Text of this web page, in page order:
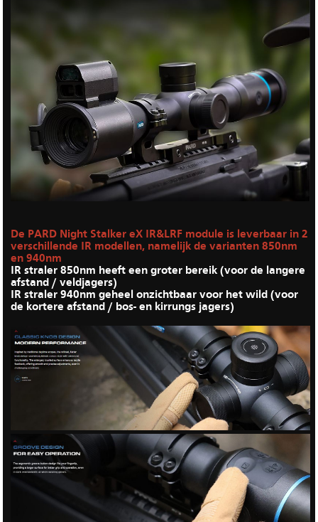
De PARD Night Stalker eX IR&LRF module is leverbaar in 2
verschillende IR modellen, namelijk de varianten 850nm
en 940nm
IR straler 850nm heeft een groter bereik (voor de langere
afstand / veldjagers)
IR straler 940nm geheel onzichtbaar voor het wild (voor
de kortere afstand / bos- en kirrungs jagers)